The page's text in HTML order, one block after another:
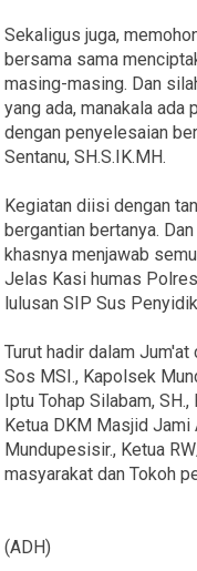
Sekaligus juga,
bersama sama
masing-masing. Dan
yang ada, manakala ada
dengan penyelesaian
Sentanu, SH.S.IK.MH.
Kegiatan diisi dengan
bergantian bertanya.
khasnya menjawab
Jelas Kasi humas
lulusan SIP Sus
Turut hadir dalam Jum'at
Sos MSI., Kapolsek
Iptu Tohap Silabam,
Ketua DKM Masjid Jami
Mundupesisir., Ketua
masyarakat dan Tokoh
(ADH)